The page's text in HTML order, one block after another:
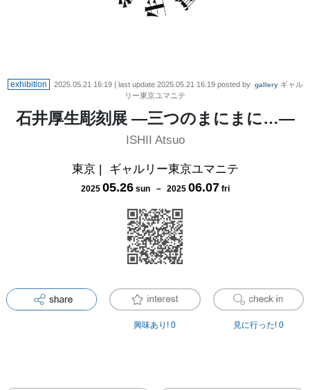
exhibition 2025.05.21 16:19| last update 2025.05.21 16:19posted by gallery ギャル
リー東京ユマニテ
石井厚生彫刻展 ―三つのまにまに…―
ISHII Atsuo
東京| ギャルリー東京ユマニテ
2025 05.26 sun－ 2025 06.07 fri
興味あり! 0 見に行った! 0